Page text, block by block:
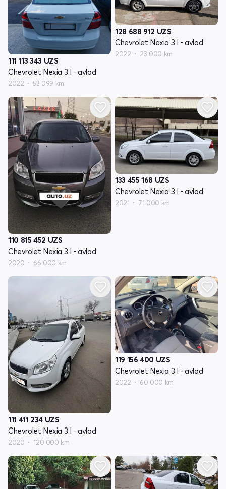
111 113 343 UZS
Chevrolet Nexia 3 I - avlod
2022 53 099 km
128 688 912 UZS
Chevrolet Nexia 3 I - avlod
2022 23 000 km
110 815 452 UZS
Chevrolet Nexia 3 I - avlod
2020 66 000 km
133 455 168 UZS
Chevrolet Nexia 3 I - avlod
2021 71 000 km
111 411 234 UZS
Chevrolet Nexia 3 I - avlod
2020 120 000 km
119 156 400 UZS
Chevrolet Nexia 3 I - avlod
2022 60 000 km